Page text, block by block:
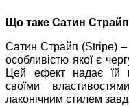
Що таке Сатин
Сатин Страйп (Stripe) –
особливістю якої є
Цей ефект надає їй
своїми
лаконічним стилем